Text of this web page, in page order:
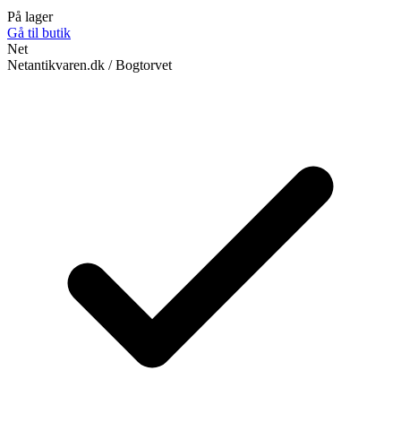
På lager
Gå til butik
Net
Netantikvaren.dk / Bogtorvet